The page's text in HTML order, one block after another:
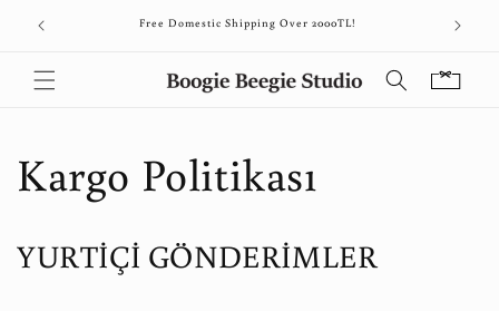
atla
Free Domestic Shipping Over 2000TL!
Sepet
Kargo Politikası
YURTİÇİ GÖNDERİMLER